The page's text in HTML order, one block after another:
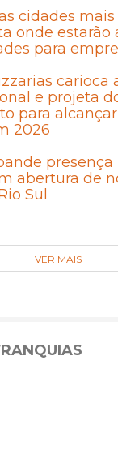
cidades mais
onde estarão
para
carioca
e projeta
para alcançar
2026
presença
abertura de
Sul
VER MAIS